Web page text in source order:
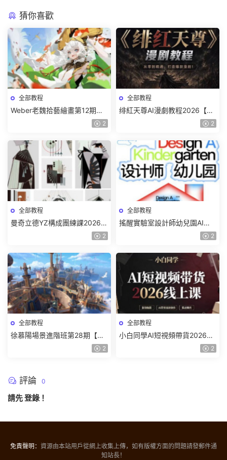
猜你喜歡
全部教程
Weber老魏拾藝繪畫第12期角
色特訓班【畫質不錯隻有視
2
全部教程
绯紅天尊AI漫劇教程2026【畫
2
全部教程
曼奇立德YZ構成團練課2026年
8月已結課【畫質高清有課件】
2
全部教程
搖醒實驗室設計師幼兒園AI軟
件基礎課2025【畫質不錯有素
2
全部教程
徐慕陽場景進階班第28期【畫
2
全部教程
小白同學AI短視頻帶貨2026線
2
評論 0
請先登錄 ！
免責聲明： 資源由本站用戶從網上收集上傳，如有版權方面的問題請發郵件通
知站長！